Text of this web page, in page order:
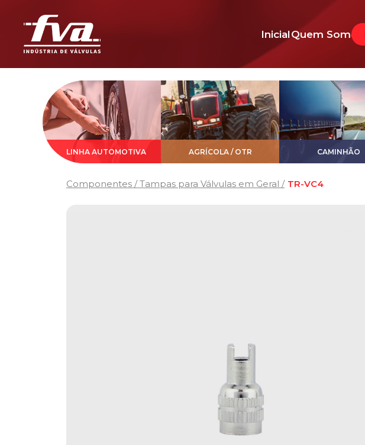
InicialQuem Somos
LINHA AUTOMOTIVA AGRÍCOLA / OTR CAMINHÃO
Componentes / Tampas para Válvulas em Geral / TR-VC4